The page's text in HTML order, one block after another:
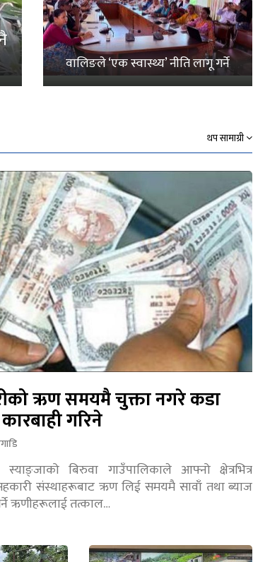
वालिङले ‘एक स्वास्थ्य’ नीति लागू गर्ने
थप सामाग्री
ऋण समयमै चुक्ता नगरे कडा
गरिने
बिरुवा गाउँपालिकाले आफ्नो क्षेत्रभित्र
संस्थाहरूबाट ऋण लिई समयमै सावाँ तथा ब्याज
ऋणीहरूलाई तत्काल…